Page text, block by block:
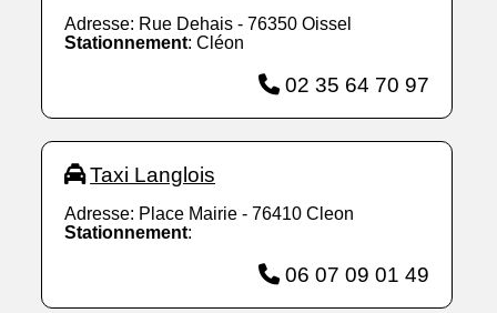
Adresse: Rue Dehais - 76350 Oissel
Stationnement: Cléon
02 35 64 70 97
Taxi Langlois
Adresse: Place Mairie - 76410 Cleon
Stationnement:
06 07 09 01 49